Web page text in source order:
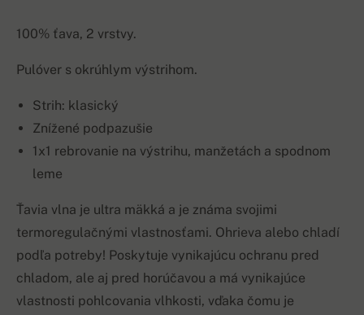
100% ťava, 2 vrstvy.
Pulóver s okrúhlym výstrihom.
Strih: klasický
Znížené podpazušie
1x1 rebrovanie na výstrihu, manžetách a spodnom
leme
Ťavia vlna je ultra mäkká a je známa svojimi
termoregulačnými vlastnosťami. Ohrieva alebo chladí
podľa potreby! Poskytuje vynikajúcu ochranu pred
chladom, ale aj pred horúčavou a má vynikajúce
vlastnosti pohlcovania vlhkosti, vďaka čomu je